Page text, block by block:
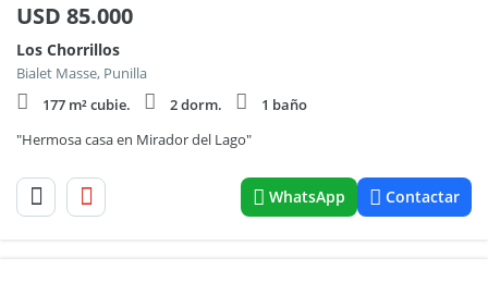
USD 85.000
Los Chorrillos
Bialet Masse, Punilla
177 m² cubie.
2 dorm.
1 baño
"Hermosa casa en Mirador del Lago"
WhatsApp Contactar